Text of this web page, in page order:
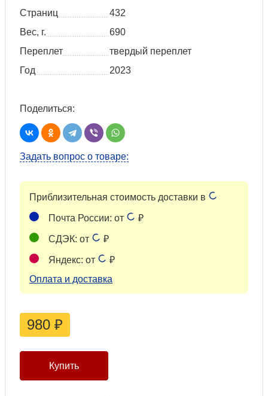
Страниц
432
Вес, г.
690
Переплет
твердый переплет
Год
2023
Поделиться:
Задать вопрос о товаре:
Приблизительная стоимость доставки в
Почта России: от ₽
СДЭК: от ₽
Яндекс: от
₽
Оплата и доставка
980 ₽